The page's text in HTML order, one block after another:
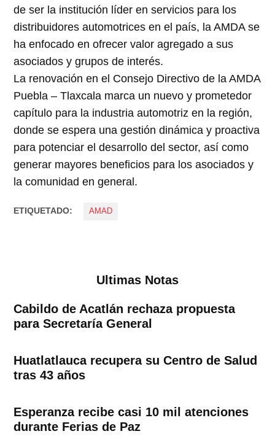
de ser la institución líder en servicios para los
distribuidores automotrices en el país, la AMDA se
ha enfocado en ofrecer valor agregado a sus
asociados y grupos de interés.
La renovación en el Consejo Directivo de la AMDA
Puebla – Tlaxcala marca un nuevo y prometedor
capítulo para la industria automotriz en la región,
donde se espera una gestión dinámica y proactiva
para potenciar el desarrollo del sector, así como
generar mayores beneficios para los asociados y
la comunidad en general.
ETIQUETADO: AMAD
Ultimas Notas
Cabildo de Acatlán rechaza propuesta
para Secretaría General
Huatlatlauca recupera su Centro de Salud
tras 43 años
Esperanza recibe casi 10 mil atenciones
durante Ferias de Paz